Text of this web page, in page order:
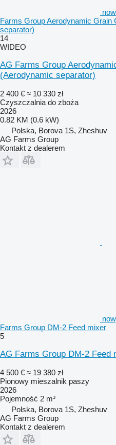
Farms Group Aerodynamic Grain
separator)
14
WIDEO
AG Farms Group
(Aerodynamic separator)
2 400 € ≈ 10 330 zł
Czyszczalnia do zboża
2026
0.82 KM (0.6 kW)
Polska, Borova 1S, Zheshuv
AG Farms Group
Kontakt z dealerem
Farms Group DM-2 Feed mixer
5
AG Farms Group DM-2 Feed
4 500 € ≈ 19 380 zł
Pionowy mieszalnik paszy
2026
Pojemność 2 m³
Polska, Borova 1S, Zheshuv
AG Farms Group
Kontakt z dealerem